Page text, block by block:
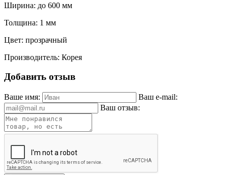
Ширина: до 600 мм
Толщина: 1 мм
Цвет: прозрачный
Производитель: Корея
Добавить отзыв
Ваше имя:
Ваш e-mail:
Ваш отзыв: